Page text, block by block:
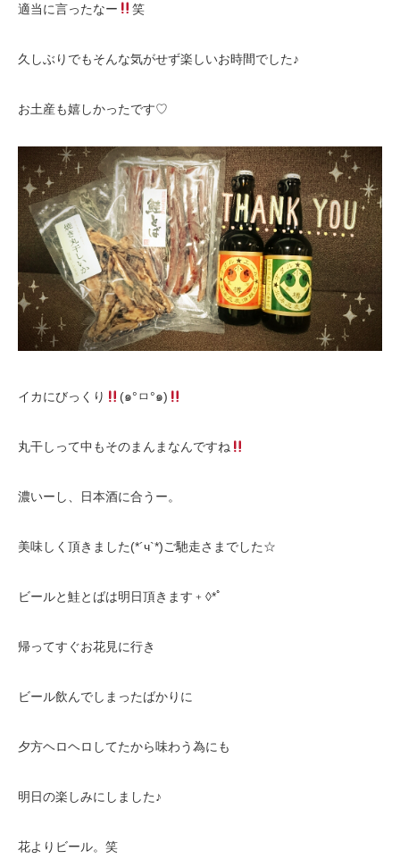
適当に言ったなー 笑
久しぶりでもそんな気がせず楽しいお時間でした♪
お土産も嬉しかったです♡
イカにびっくり (๑°ㅁ°๑)
丸干しって中もそのまんまなんですね
濃いーし、日本酒に合うー。
美味しく頂きました(*´ч`*)ご馳走さまでした☆
ビールと鮭とばは明日頂きます﹢◊*ﾟ
帰ってすぐお花見に行き
ビール飲んでしまったばかりに
夕方ヘロヘロしてたから味わう為にも
明日の楽しみにしました♪
花よりビール。笑